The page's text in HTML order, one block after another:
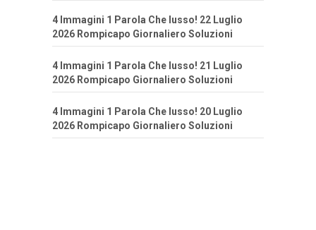
4 Immagini 1 Parola Che lusso! 22 Luglio
2026 Rompicapo Giornaliero Soluzioni
4 Immagini 1 Parola Che lusso! 21 Luglio
2026 Rompicapo Giornaliero Soluzioni
4 Immagini 1 Parola Che lusso! 20 Luglio
2026 Rompicapo Giornaliero Soluzioni